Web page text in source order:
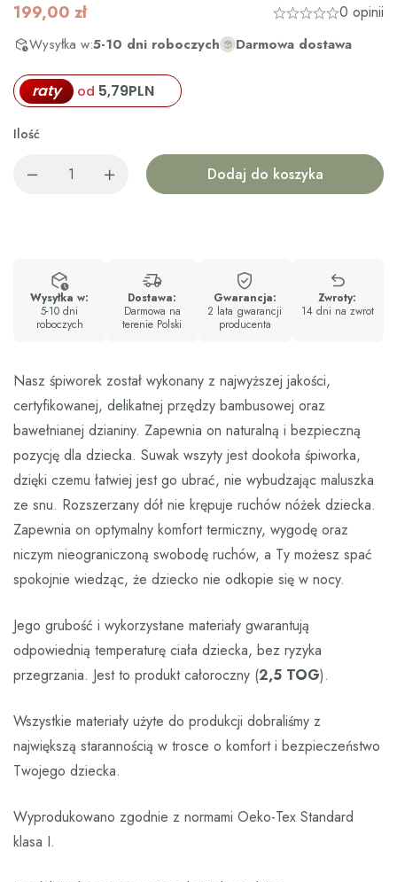
199,00 zł 0 opinii
Wysyłka w:5-10 dni roboczych Darmowa dostawa
raty od 5,79PLN
Ilość
Dodaj do koszyka
Wysyłka w:
5-10 dni
roboczych
Dostawa:
Darmowa na
terenie Polski
Gwarancja:
2 lata gwarancji
producenta
Zwroty:
14 dni na zwrot
Nasz śpiworek został wykonany z najwyższej jakości,
certyfikowanej, delikatnej przędzy bambusowej oraz
bawełnianej dzianiny. Zapewnia on naturalną i bezpieczną
pozycję dla dziecka. Suwak wszyty jest dookoła śpiworka,
dzięki czemu łatwiej jest go ubrać, nie wybudzając maluszka
ze snu. Rozszerzany dół nie krępuje ruchów nóżek dziecka.
Zapewnia on optymalny komfort termiczny, wygodę oraz
niczym nieograniczoną swobodę ruchów, a Ty możesz spać
spokojnie wiedząc, że dziecko nie odkopie się w nocy.
Jego grubość i wykorzystane materiały gwarantują
odpowiednią temperaturę ciała dziecka, bez ryzyka
przegrzania. Jest to produkt całoroczny (2,5 TOG).
Wszystkie materiały użyte do produkcji dobraliśmy z
największą starannością w trosce o komfort i bezpieczeństwo
Twojego dziecka.
Wyprodukowano zgodnie z normami Oeko-Tex Standard
klasa I.